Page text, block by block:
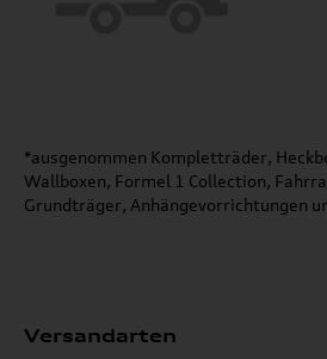
*ausgenommen Kompletträder,
Wallboxen, Formel 1 Collection,
Grundträger, Anhängevorrichtungen
Versandarten